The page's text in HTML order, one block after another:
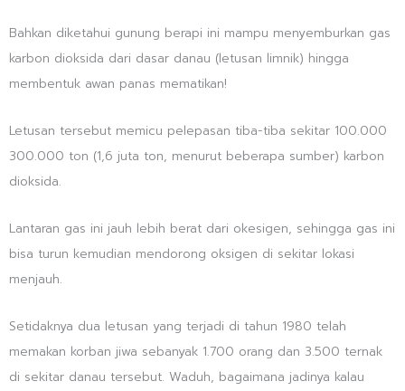
Bahkan diketahui gunung berapi ini mampu menyemburkan gas
karbon dioksida dari dasar danau (letusan limnik) hingga
membentuk awan panas mematikan!
Letusan tersebut memicu pelepasan tiba-tiba sekitar 100.000
300.000 ton (1,6 juta ton, menurut beberapa sumber) karbon
dioksida.
Lantaran gas ini jauh lebih berat dari okesigen, sehingga gas ini
bisa turun kemudian mendorong oksigen di sekitar lokasi
menjauh.
Setidaknya dua letusan yang terjadi di tahun 1980 telah
memakan korban jiwa sebanyak 1.700 orang dan 3.500 ternak
di sekitar danau tersebut. Waduh, bagaimana jadinya kalau